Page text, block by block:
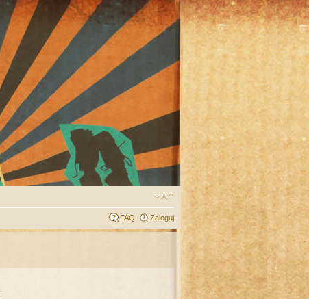
FAQ Zaloguj